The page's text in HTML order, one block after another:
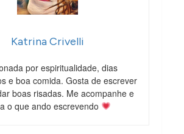
Katrina Crivelli
por espiritualidade, dias
e boa comida. Gosta de escrever
boas risadas. Me acompanhe e
o que ando escrevendo